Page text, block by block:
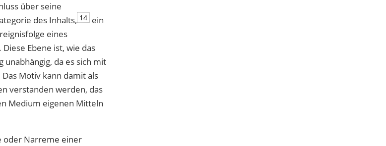
über seine
des Inhalts, 14 ein
eines
Ebene ist, wie das
unabhängig, da es sich mit
Motiv kann damit als
verstanden werden, das
Medium eigenen Mitteln
oder Narreme einer